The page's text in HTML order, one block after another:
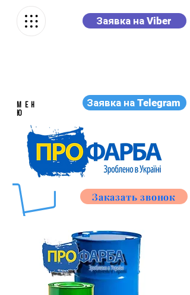
Заявка на Viber
Заявка на Telegram
МЕН
Ю
Заказать звонок